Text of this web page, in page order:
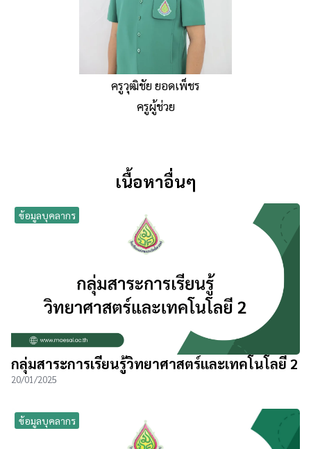
ครูวุฒิชัย ยอดเพ็ชร
ครูผู้ช่วย
เนื้อหาอื่นๆ
ข้อมูลบุคลากร
กลุ่มสาระการเรียนรู้วิทยาศาสตร์และเทคโนโลยี 2
20/01/2025
ข้อมูลบุคลากร